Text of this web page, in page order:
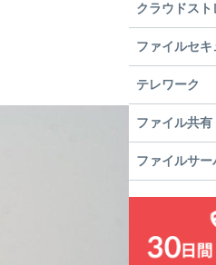
クラウドスト
ファイルセキ
テレワーク
ファイル共有
ファイルサー